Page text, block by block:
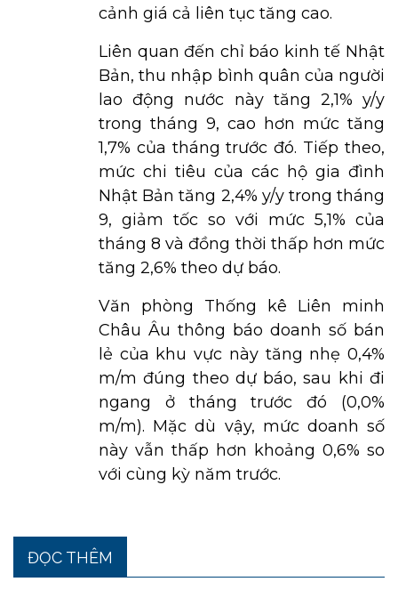
cảnh giá cả liên tục tăng cao.
Liên quan đến chỉ báo kinh tế Nhật
Bản, thu nhập bình quân của người
lao động nước này tăng 2,1% y/y
trong tháng 9, cao hơn mức tăng
1,7% của tháng trước đó. Tiếp theo,
mức chi tiêu của các hộ gia đình
Nhật Bản tăng 2,4% y/y trong tháng
9, giảm tốc so với mức 5,1% của
tháng 8 và đồng thời thấp hơn mức
tăng 2,6% theo dự báo.
Văn phòng Thống kê Liên minh
Châu Âu thông báo doanh số bán
lẻ của khu vực này tăng nhẹ 0,4%
m/m đúng theo dự báo, sau khi đi
ngang ở tháng trước đó (0,0%
m/m). Mặc dù vậy, mức doanh số
này vẫn thấp hơn khoảng 0,6% so
với cùng kỳ năm trước.
ĐỌC THÊM